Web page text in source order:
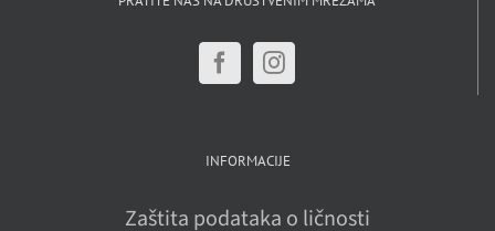
INFORMACIJE
Zaštita podataka o ličnosti